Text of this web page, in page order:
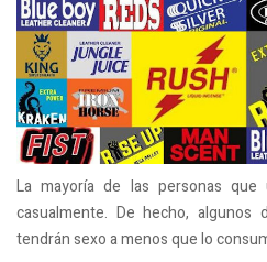
La mayoría de las personas que
casualmente. De hecho,
tendrán sexo a menos que lo